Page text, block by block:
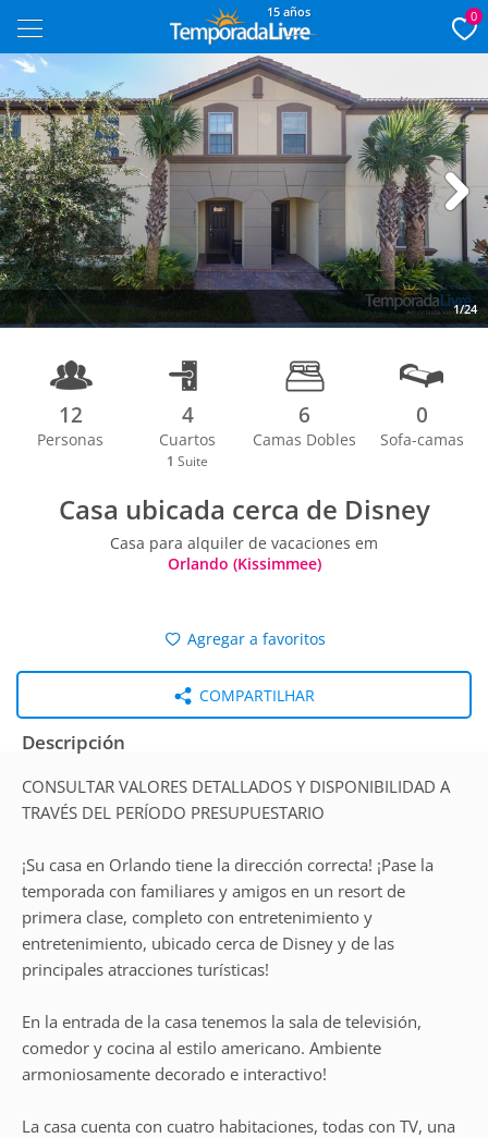
15 años 0
1/24
Next
12
Personas
4
Cuartos
1 Suite
6
Camas Dobles
0
Sofa-camas
Casa ubicada cerca de Disney
Casa para alquiler de vacaciones em
Orlando (Kissimmee)
Agregar a favoritos
COMPARTILHAR
Descripción
CONSULTAR VALORES DETALLADOS Y DISPONIBILIDAD A
TRAVÉS DEL PERÍODO PRESUPUESTARIO
¡Su casa en Orlando tiene la dirección correcta! ¡Pase la
temporada con familiares y amigos en un resort de
primera clase, completo con entretenimiento y
entretenimiento, ubicado cerca de Disney y de las
principales atracciones turísticas!
En la entrada de la casa tenemos la sala de televisión,
comedor y cocina al estilo americano. Ambiente
armoniosamente decorado e interactivo!
La casa cuenta con cuatro habitaciones, todas con TV, una